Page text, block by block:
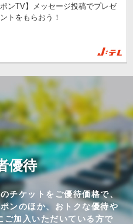
ポンTV】メッセージ投稿でプレゼ
ントをもらおう！
優待
チケットをご優待価格で、
ンのほか、おトクな優待や
加入いただいている方で